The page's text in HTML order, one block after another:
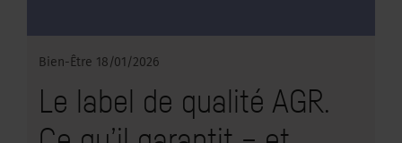
Bien-Être 18/01/2026
Le label de qualité AGR.